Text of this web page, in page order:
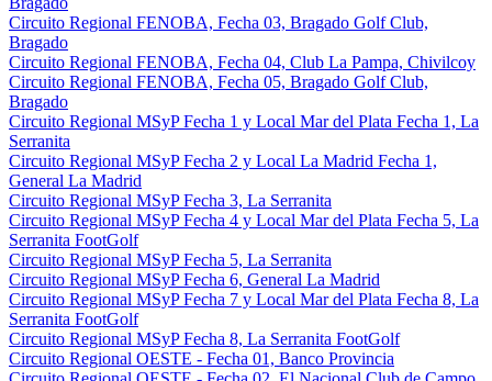
Circuito Regional FENOBA, Fecha 03, Bragado Golf Club,
Bragado
Circuito Regional FENOBA, Fecha 04, Club La Pampa, Chivilcoy
Circuito Regional FENOBA, Fecha 05, Bragado Golf Club,
Bragado
Circuito Regional MSyP Fecha 1 y Local Mar del Plata Fecha 1, La
Serranita
Circuito Regional MSyP Fecha 2 y Local La Madrid Fecha 1,
General La Madrid
Circuito Regional MSyP Fecha 3, La Serranita
Circuito Regional MSyP Fecha 4 y Local Mar del Plata Fecha 5, La
Serranita FootGolf
Circuito Regional MSyP Fecha 5, La Serranita
Circuito Regional MSyP Fecha 6, General La Madrid
Circuito Regional MSyP Fecha 7 y Local Mar del Plata Fecha 8, La
Serranita FootGolf
Circuito Regional MSyP Fecha 8, La Serranita FootGolf
Circuito Regional OESTE - Fecha 01, Banco Provincia